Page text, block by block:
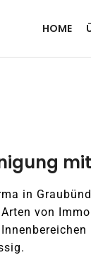
HOME
in
von